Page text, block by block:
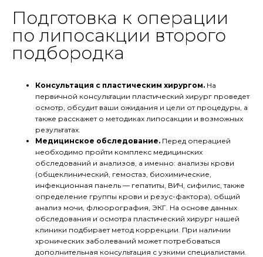
Подготовка к операции
по липосакции второго
подбородка
Консультация с пластическим хирургом. На
первичной консультации пластический хирург проведет
осмотр, обсудит ваши ожидания и цели от процедуры, а
также расскажет о методиках липосакции и возможных
результатах.
Медицинское обследование. Перед операцией
необходимо пройти комплекс медицинских
обследований и анализов, а именно: анализы крови
(общеклинический, гемостаз, биохимические,
инфекционная панель — гепатиты, ВИЧ, сифилис, также
определение группы крови и резус-фактора), общий
анализ мочи, флюорография, ЭКГ. На основе данных
обследования и осмотра пластический хирург нашей
клиники подбирает метод коррекции. При наличии
хронических заболеваний может потребоваться
дополнительная консультация с узкими специалистами.